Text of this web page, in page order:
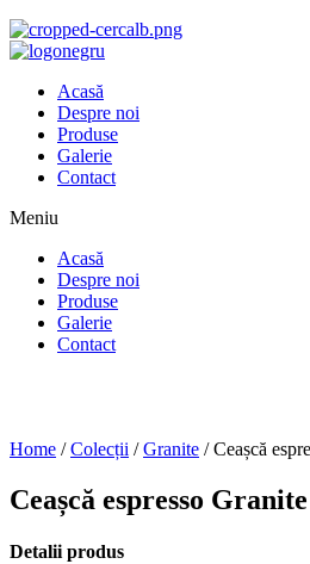
Acasă
Despre noi
Produse
Galerie
Contact
Meniu
Acasă
Despre noi
Produse
Galerie
Contact
Home /Colecții /Granite / Ceașcă
Ceașcă espresso Granite
Detalii produs